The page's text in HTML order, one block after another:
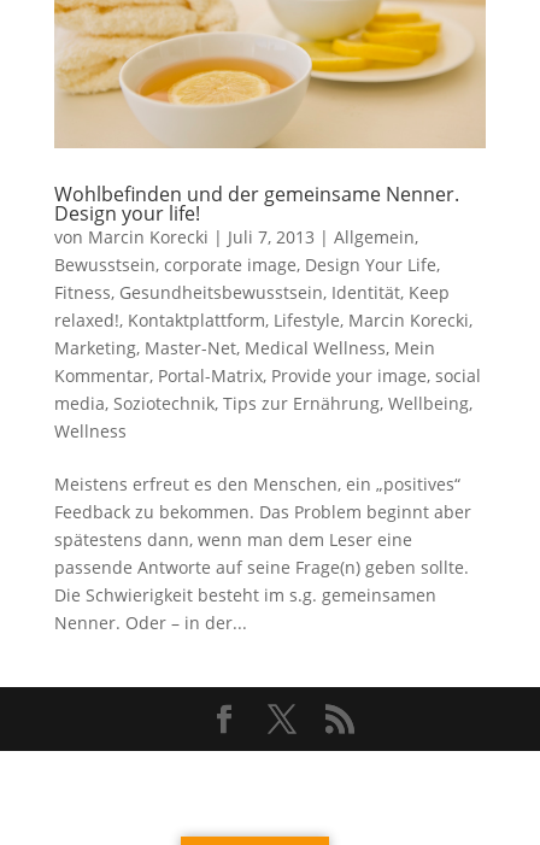
Wohlbefinden und der gemeinsame Nenner.
Design your life!
von Marcin Korecki | Juli 7, 2013 | Allgemein,
Bewusstsein, corporate image, Design Your Life,
Fitness, Gesundheitsbewusstsein, Identität, Keep
relaxed!, Kontaktplattform, Lifestyle, Marcin Korecki,
Marketing, Master-Net, Medical Wellness, Mein
Kommentar, Portal-Matrix, Provide your image, social
media, Soziotechnik, Tips zur Ernährung, Wellbeing,
Wellness
Meistens erfreut es den Menschen, ein „positives“
Feedback zu bekommen. Das Problem beginnt aber
spätestens dann, wenn man dem Leser eine
passende Antworte auf seine Frage(n) geben sollte.
Die Schwierigkeit besteht im s.g. gemeinsamen
Nenner. Oder – in der...